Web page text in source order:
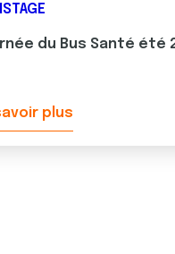
se mobilise pour la
du Bus Santé été
plus